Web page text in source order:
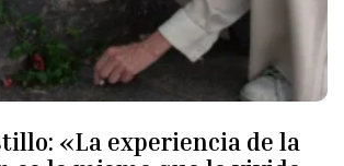
«La experiencia de la